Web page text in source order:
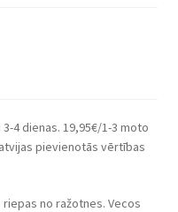
4 dienas. 19,95€/1-3 moto
pievienotās vērtības
no ražotnes. Vecos